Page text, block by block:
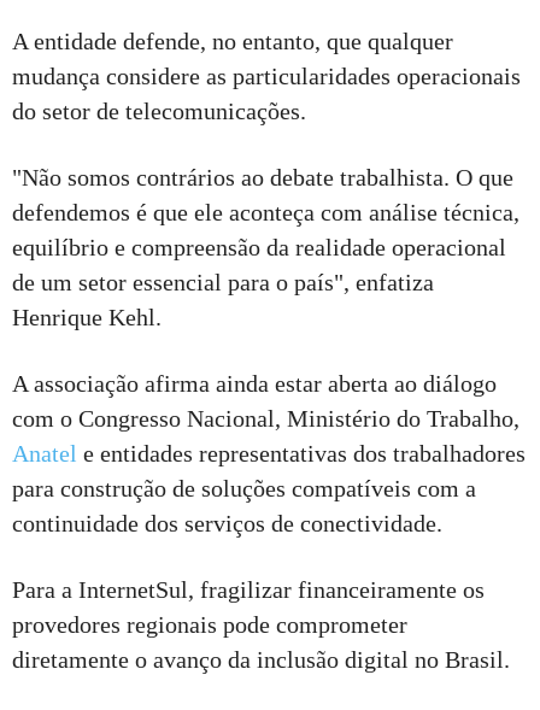
A entidade defende, no entanto, que qualquer
mudança considere as particularidades operacionais
do setor de telecomunicações.
"Não somos contrários ao debate trabalhista. O que
defendemos é que ele aconteça com análise técnica,
equilíbrio e compreensão da realidade operacional
de um setor essencial para o país", enfatiza
Henrique Kehl.
A associação afirma ainda estar aberta ao diálogo
com o Congresso Nacional, Ministério do Trabalho,
Anatel e entidades representativas dos trabalhadores
para construção de soluções compatíveis com a
continuidade dos serviços de conectividade.
Para a InternetSul, fragilizar financeiramente os
provedores regionais pode comprometer
diretamente o avanço da inclusão digital no Brasil.